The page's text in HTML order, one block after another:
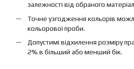
залежності від обраного
Точне узгодження кольорів
кольорової проби.
Допустимі відхилення розміру
2% в більший або менший бік.